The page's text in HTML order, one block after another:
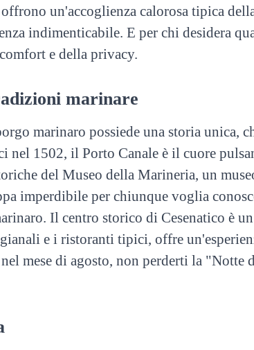
un'accoglienza calorosa tipica
indimenticabile. E per chi desidera
e della privacy.
marinare
marinaro possiede una storia unica,
nel 1502, il Porto Canale è il cuore
del Museo della Marineria, un
imperdibile per chiunque voglia
Il centro storico di Cesenatico è
e i ristoranti tipici, offre
mese di agosto, non perderti la